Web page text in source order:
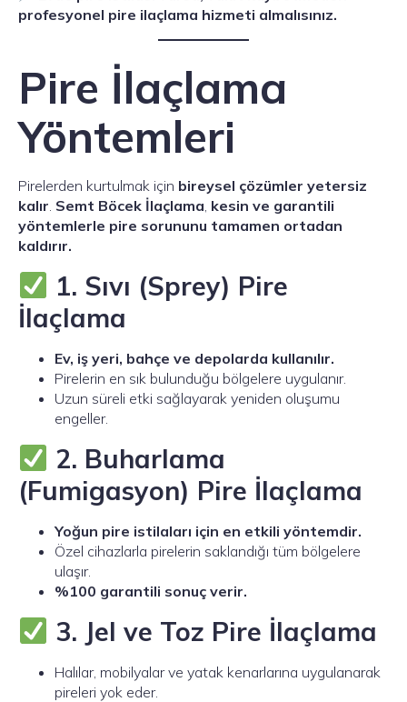
profesyonel pire ilaçlama hizmeti almalısınız.
Pire İlaçlama
Yöntemleri
Pirelerden kurtulmak için bireysel çözümler yetersiz
kalır. Semt Böcek İlaçlama, kesin ve garantili
yöntemlerle pire sorununu tamamen ortadan
kaldırır.
1. Sıvı (Sprey) Pire
İlaçlama
Ev, iş yeri, bahçe ve depolarda kullanılır.
Pirelerin en sık bulunduğu bölgelere uygulanır.
Uzun süreli etki sağlayarak yeniden oluşumu
engeller.
2. Buharlama
(Fumigasyon) Pire İlaçlama
Yoğun pire istilaları için en etkili yöntemdir.
Özel cihazlarla pirelerin saklandığı tüm bölgelere
ulaşır.
%100 garantili sonuç verir.
3. Jel ve Toz Pire İlaçlama
Halılar, mobilyalar ve yatak kenarlarına uygulanarak
pireleri yok eder.